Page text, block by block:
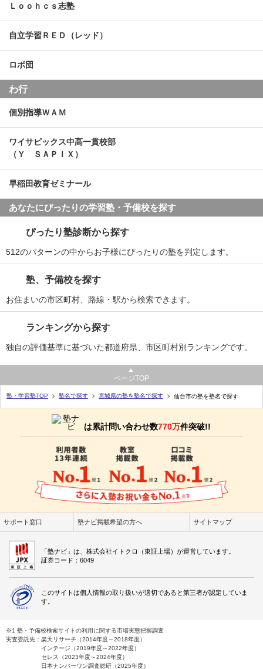
Ｌｏｏｈｃｓ志塾
自立学習ＲＥＤ（レッド）
ロボ団
わ行
個別指導ＷＡＭ
ワイサピックス中高一貫校部
（Ｙ ＳＡＰＩＸ）
早稲田教育ゼミナール
あなたにぴったりの学習塾・予備校を探す
ぴったり塾診断から探す
512のパターンの中からお子様にぴったりの塾を判定します。
塾、予備校を探す
お住まいの市区町村、路線・駅から検索できます。
ランキングから探す
独自の評価基準に基づいた都道府県、市区町村別ランキングです。
ページTOP
塾・学習塾TOP 塾名で探す 宮城県の塾を塾名で探す 仙台市の塾を塾名で探す
は累計問い合わせ数770万件突破!!
サポート窓口 塾ナビ掲載希望の方へ サイトマップ
「塾ナビ」は、株式会社イトクロ（東証上場）が運営しています。
証券コード：6049
このサイトは個人情報の取り扱いが適切であると第三者が認定していま
す。
※1 塾・予備校検索サイトの利用に関する市場実態把握調査
実査委託先：楽天リサーチ（2014年度～2018年度）
インテージ（2019年度～2022年度）
セレス（2023年度～2024年度）
日本ナンバーワン調査総研（2025年度）